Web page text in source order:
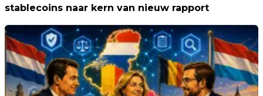
stablecoins naar kern van nieuw rapport